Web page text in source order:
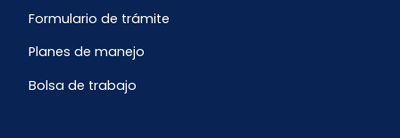
Formulario de trámite
Planes de manejo
Bolsa de trabajo